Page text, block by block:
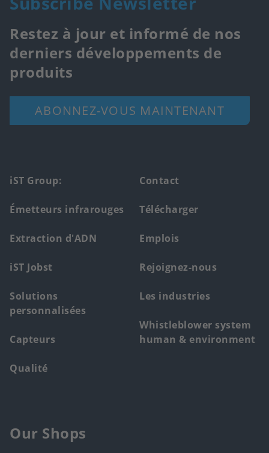
Restez à jour et informé de nos
derniers développements de
produits
ABONNEZ-VOUS MAINTENANT
Footer
main
menu
iST Group:
Émetteurs infrarouges
Extraction d'ADN
iST Jobst
Solutions
personnalisées
Capteurs
Qualité
Contact
Télécharger
Emplois
Rejoignez-nous
Les industries
Whistleblower system
human & environment
Our Shops